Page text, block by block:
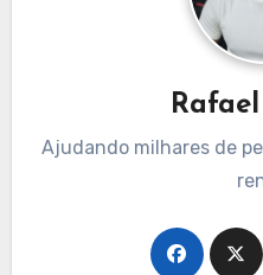
Ajudando milhares de